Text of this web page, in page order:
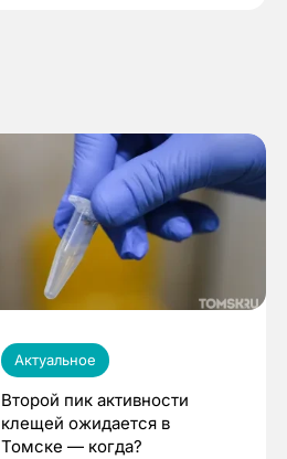
Актуальное
Второй пик активности
клещей ожидается в
Томске — когда?